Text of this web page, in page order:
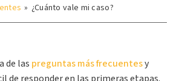
» ¿Cuánto vale mi caso?
de las preguntas más frecuentesy